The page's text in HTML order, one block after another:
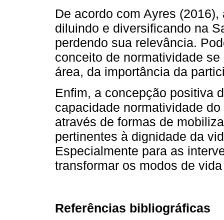
De acordo com Ayres
diluindo e diversificando na
perdendo sua relevância.
conceito de normatividade
área, da importância da
Enfim, a concepção positiva
capacidade normatividade
através de formas de
pertinentes à dignidade da
Especialmente para as
transformar os modos de
Referências bibliográficas